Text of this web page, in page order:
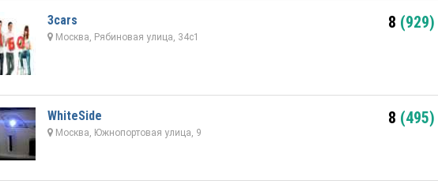
3cars
Москва, Рябиновая улица, 34с1
8 (929)
WhiteSide
Москва, Южнопортовая улица, 9
8 (495)